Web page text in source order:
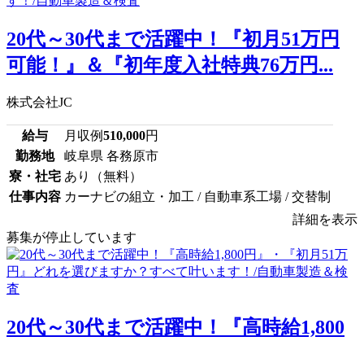
20代～30代まで活躍中！『初月51万円
可能！』＆『初年度入社特典76万円...
株式会社JC
給与 月収例510,000円
勤務地
岐阜県 各務原市
寮・社宅 あり（無料）
仕事内容 カーナビの組立・加工 / 自動車系工場 / 交替制
詳細を表示
募集が停止しています
20代～30代まで活躍中！『高時給1,800